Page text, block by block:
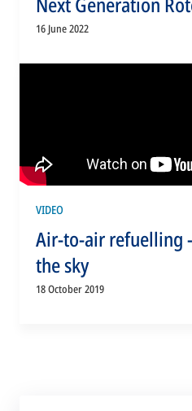
16 June 2022
VIDEO
Air-to-air refuelling
the sky
18 October 2019